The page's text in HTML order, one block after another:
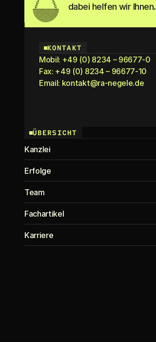
dabei helfen wir Ihnen.
KONTAKT
Mobil: +49 (0) 8234 – 96677-0
Fax: +49 (0) 8234 – 96677-10
Email: kontakt@ra-negele.de
ÜBERSICHT
Kanzlei
Erfolge
Team
Fachartikel
Karriere